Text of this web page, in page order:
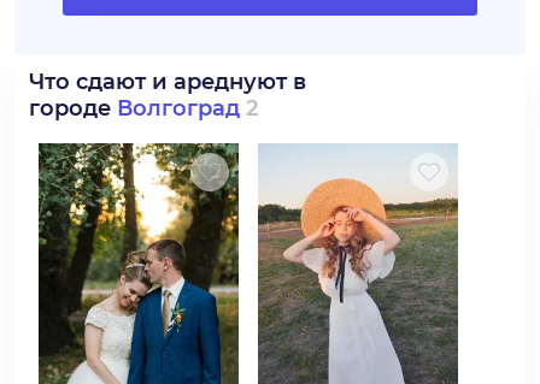
Что сдают и ареднуют в
городе Волгоград 2